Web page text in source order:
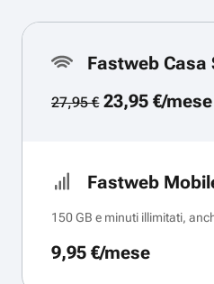
Fastweb Casa
27,95 €23,95 €/
Fastweb
150 GB e minuti illimitati,
9,95 €/mese